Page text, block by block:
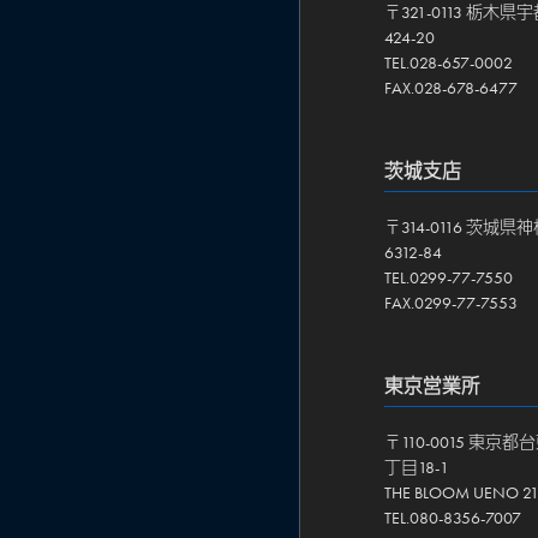
〒321-0113 栃木県
424-20
TEL.028-657-0002
FAX.028-678-6477
茨城支店
〒314-0116 茨城県
6312-84
TEL.0299-77-7550
FAX.0299-77-7553
東京営業所
〒110-0015 東京都
丁目18-1
THE BLOOM UENO
TEL.080-8356-7007